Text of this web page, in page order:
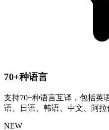
70+种语言
支持70+种语言互译，包括英
语、日语、韩语、中文、阿拉
NEW